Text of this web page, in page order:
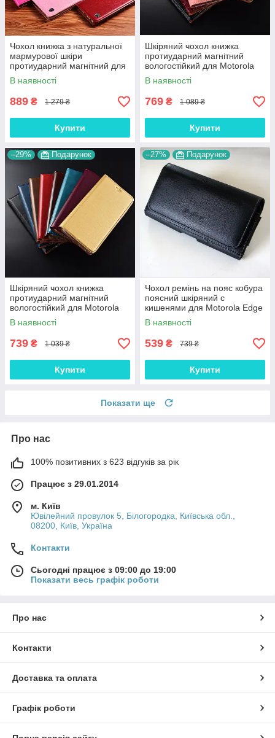
Чохол книжка з натуральної
мармурової шкіри
протиударний магнітний для
Motorola Edge Plus+
"MARBLE"
В наявності
889 ₴ 1 279 ₴
Купити
Шкіряний чохол книжка
протиударний магнітний
вологостійкий для Motorola
Edge Plus+ "GOLDAX"
В наявності
769 ₴ 1 089 ₴
Купити
–29% Подарунок
Шкіряний чохол книжка
протиударний магнітний
вологостійкий для Motorola
Edge Plus+ "VERSANO"
В наявності
739 ₴ 1 039 ₴
Купити
–27% Подарунок
Чохол ремінь на пояс кобура
поясний шкіряний c
кишенями для Motorola Edge
Plus+ "RAMOS"
В наявності
539 ₴ 739 ₴
Купити
Показати ще
Про нас
100% позитивних з 623 відгуків за рік
Працює з 29.01.2014
м. Київ
Ювілейний провулок 5, Білогородка, Київська обл.,
08200, Київ, Україна
Контакти
Сьогодні працює з 09:00 до 19:00
Показати весь графік роботи
Про нас
Контакти
Доставка та оплата
Графік роботи